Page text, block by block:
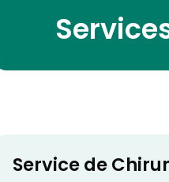
Service de